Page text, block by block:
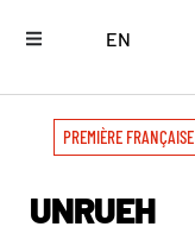
EN
PREMIÈRE FRANÇAISE
UNRUEH